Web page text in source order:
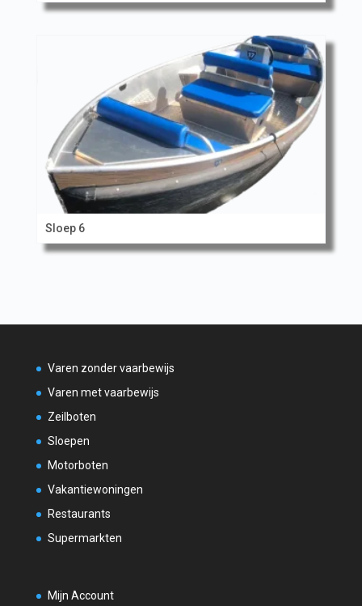
Sloep 6
Varen zonder vaarbewijs
Varen met vaarbewijs
Zeilboten
Sloepen
Motorboten
Vakantiewoningen
Restaurants
Supermarkten
Mijn Account